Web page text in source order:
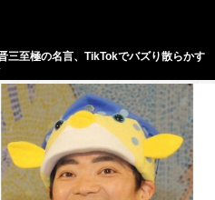
三至極の名言、TikTokでバズり散らかす